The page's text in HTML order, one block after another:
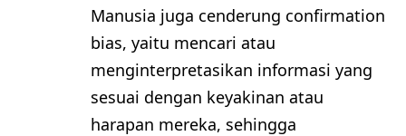
Manusia juga cenderung confirmation
bias, yaitu mencari atau
menginterpretasikan informasi yang
sesuai dengan keyakinan atau
harapan mereka, sehingga